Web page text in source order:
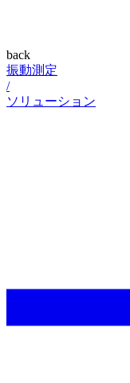
back
振動測定
/
ソリューション